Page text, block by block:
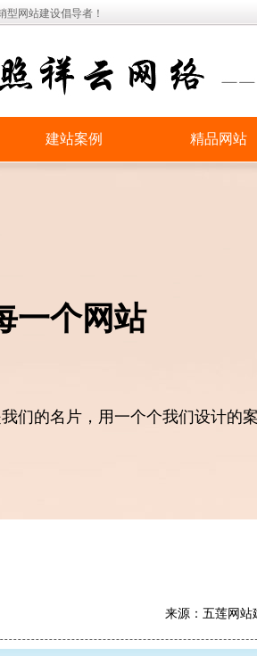
网站建设倡导者！
建站案例 精品网站
一个网站
们的名片，用一个个我们设计的
来源：五莲网